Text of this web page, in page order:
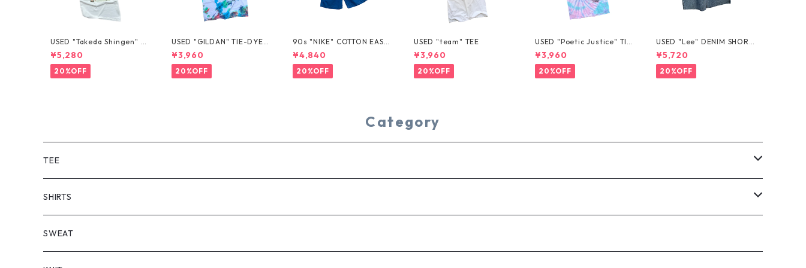
USED "Takeda Shingen" T
EE
¥5,280
20%OFF
USED "GILDAN" TIE-DYE T
EE
¥3,960
20%OFF
90s "NIKE" COTTON EASY
SHORTS
¥4,840
20%OFF
USED "team" TEE
¥3,960
20%OFF
USED "Poetic Justice" TIE
-DYE TEE
¥3,960
20%OFF
USED "Lee" DENIM SHORT
S
¥5,720
20%OFF
Category
TEE
SHORT SLEEVE
LONG SLEEVE
SHIRTS
SHORT SLEEVE
SWEAT